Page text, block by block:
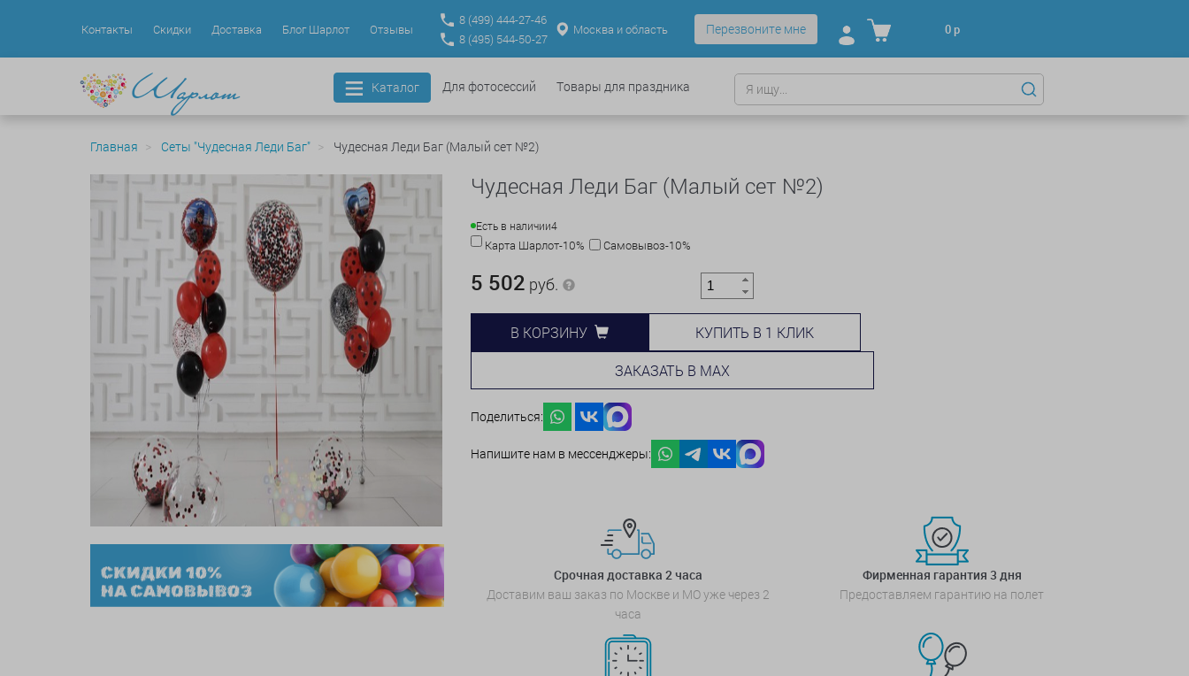
Контакты Скидки Доставка Блог Шарлот Отзывы
8 (499) 444-27-46
8 (495) 544-50-27
Москва и область Перезвоните мне 0р
Каталог Для фотосессий Товары для праздника
Главная Сеты "Чудесная Леди Баг" Чудесная Леди Баг (Малый сет №2)
Чудесная Леди Баг (Малый сет №2)
Есть в наличии4
Карта Шарлот-10% Самовывоз-10%
5 502 руб.
В КОРЗИНУ КУПИТЬ В 1 КЛИК
ЗАКАЗАТЬ В MAX
Поделиться:
Напишите нам в мессенджеры:
Срочная доставка 2 часа
Доставим ваш заказ по Москве и МО уже через 2
часа
Фирменная гарантия 3 дня
Предоставляем гарантию на полет